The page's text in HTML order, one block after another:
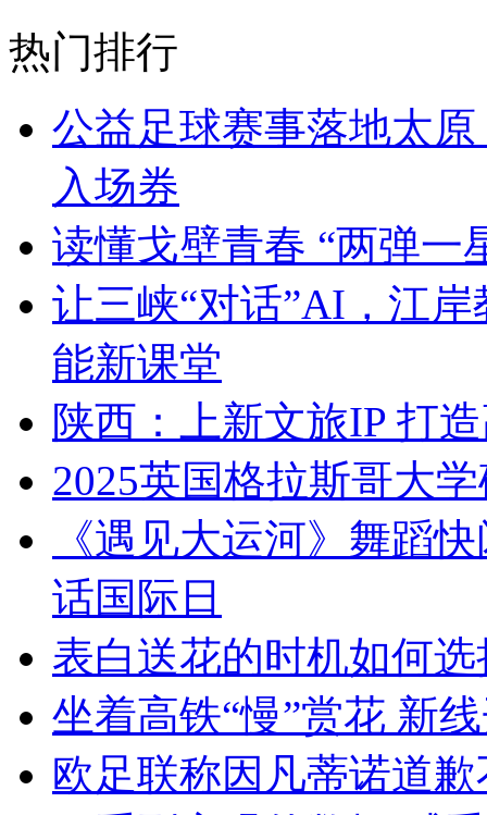
热门排行
公益足球赛事落地太
入场券
读懂戈壁青春 “两弹一
让三峡“对话”AI，江
能新课堂
陕西：上新文旅IP 打
2025英国格拉斯哥大
《遇见大运河》舞蹈
话国际日
表白送花的时机如何选
坐着高铁“慢”赏花 新
欧足联称因凡蒂诺道